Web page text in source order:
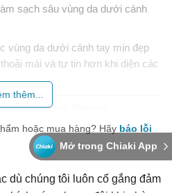
Mở trong Chiaki App
sạch sâu vùng da dưới cánh
vùng da dưới cánh tay mịn đẹp
mái và tự tin hơn khi diện các
thâm nách Pelican
da dưới cánh tay, massage nhẹ
tinh chất của xà phòng thẩm thấu
mạnh.
thêm...
hoặc mua hàng? Hãy báo lỗi
dù chúng tôi luôn cố gắng đảm